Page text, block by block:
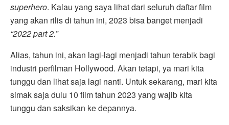
superhero. Kalau yang saya lihat dari seluruh daftar film
yang akan rilis di tahun ini, 2023 bisa banget menjadi
“2022 part 2.”
Alias, tahun ini, akan lagi-lagi menjadi tahun terabik bagi
industri perfilman Hollywood. Akan tetapi, ya mari kita
tunggu dan lihat saja lagi nanti. Untuk sekarang, mari kita
simak saja dulu 10 film tahun 2023 yang wajib kita
tunggu dan saksikan ke depannya.